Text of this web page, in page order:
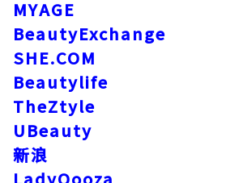
MYAGE
BeautyExchange
SHE.COM
Beautylife
TheZtyle
UBeauty
新浪